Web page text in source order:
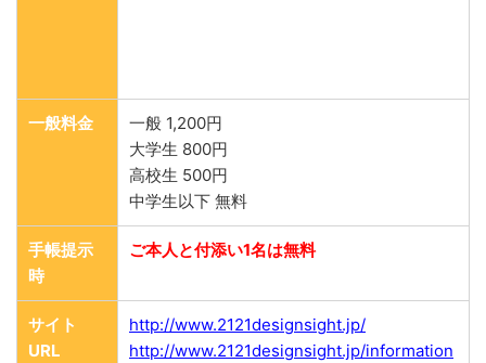
一般料金
一般 1,200円
大学生 800円
高校生 500円
中学生以下 無料
手帳提示
時
ご本人と付添い1名は無料
サイト
URL
http://www.2121designsight.jp/
http://www.2121designsight.jp/information